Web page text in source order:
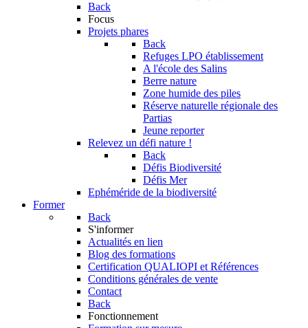
Back
Focus
Projets phares
Back
Refuges LPO établissement
A l'école des Salins
Berre nature
Zone humide des piles
Réserve naturelle régionale des
Partias
Jeune reporter
Relevez un défi nature !
Back
Défis Biodiversité
Défis Mer
Ephéméride de la biodiversité
Former
Back
S'informer
Actualités en lien
Blog des formations
Certification QUALIOPI et Références
Conditions générales de vente
Contact
Back
Fonctionnement